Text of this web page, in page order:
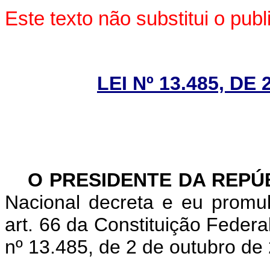
Este texto não substitui o
LEI Nº 13.485, DE
O PRESIDENTE DA
Nacional decreta e eu
art. 66 da Constituição
nº 13.485, de 2 de outubro de